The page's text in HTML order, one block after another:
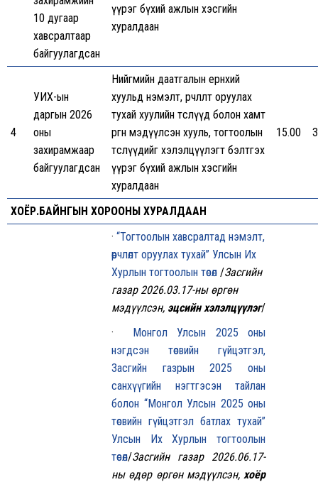
10 дугаар
хавсралтаар
байгуулагдсан
үүрэг бүхий ажлын хэсгийн
хуралдаан
4
УИХ-ын
даргын 2026
оны
захирамжаар
байгуулагдсан
Нийгмийн даатгалын ерөнхий
хуульд нэмэлт, өөрчлөлт оруулах
тухай хуулийн төслүүд болон хамт
өргөн мэдүүлсэн хууль, тогтоолын
төслүүдийг хэлэлцүүлэгт бэлтгэх
үүрэг бүхий ажлын хэсгийн
хуралдаан
15.00
ХОЁР.БАЙНГЫН ХОРООНЫ ХУРАЛДААН
· “Тогтоолын хавсралтад нэмэлт,
өөрчлөлт оруулах тухай” Улсын Их
Хурлын тогтоолын төсөл /Засгийн
газар 2026.03.17-ны өргөн
мэдүүлсэн, эцсийнхэлэлцүүлэг/
· Монгол Улсын 2025 оны
нэгдсэн төсвийн гүйцэтгэл,
Засгийн газрын 2025 оны
санхүүгийн нэгтгэсэн тайлан
болон “Монгол Улсын 2025 оны
төсвийн гүйцэтгэл батлах тухай”
Улсын Их Хурлын тогтоолын
төсөл/Засгийн газар 2026.06.17-
ны өдөр өргөн мэдүүлсэн, хоёр